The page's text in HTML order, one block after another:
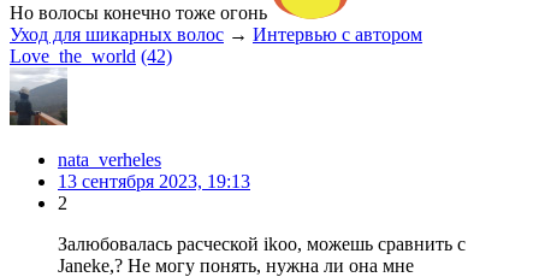
Но волосы конечно тоже огонь
Уход для шикарных волос → Интервью с автором
Love_the_world (42)
nata_verheles
13 сентября 2023, 19:13
2
Залюбовалась расческой ikoo, можешь сравнить с
Janeke,? Не могу понять, нужна ли она мне